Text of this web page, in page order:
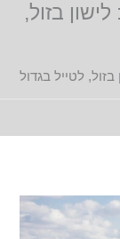
בזול,
לטייל בגדול